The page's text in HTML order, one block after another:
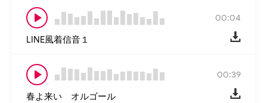
00:04
LINE風着信音１
00:39
春よ来い オルゴール